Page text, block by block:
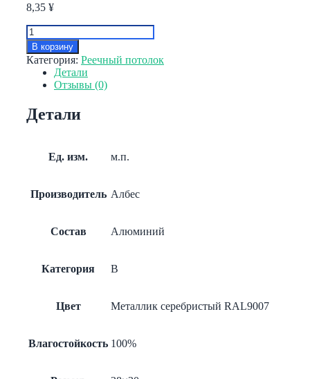
8,35 ¥
Количество
товара
Рейка
кубообразная
металлик
В корзину
Категория: Реечный потолок
Детали
Отзывы (0)
Детали
Ед. изм. м.п.
Производитель Албес
Состав Алюминий
Категория B
Цвет Металлик серебристый RAL9007
Влагостойкость 100%